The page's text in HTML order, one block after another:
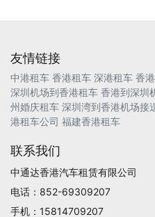
友情链接
中港租车 香港租车 深港租车 香
深圳机场到香港租车 香港到深圳
州婚庆租车 深圳湾到香港机场接
港租车公司 福建香港租车
联系我们
中通达香港汽车租赁有限公司
电话：852-69309207
手机：15814709207